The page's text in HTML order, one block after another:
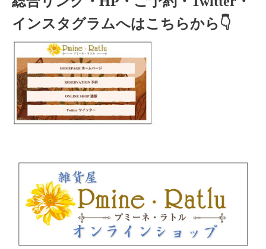
インスタグラムへはこちらから👇